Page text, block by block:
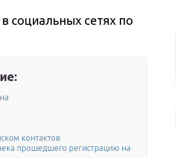
социальных сетях по
контактов
прошедшего регистрацию на